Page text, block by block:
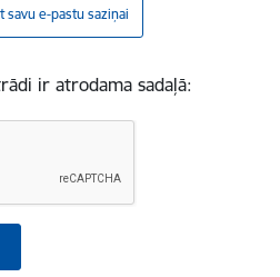
savu e-pastu saziņai
ir atrodama sadaļā: